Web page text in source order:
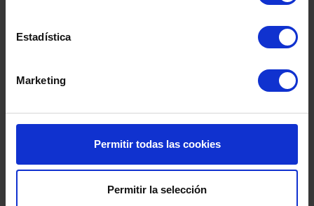
Estadística
Marketing
Permitir todas las cookies
Permitir la selección
Provincia
País